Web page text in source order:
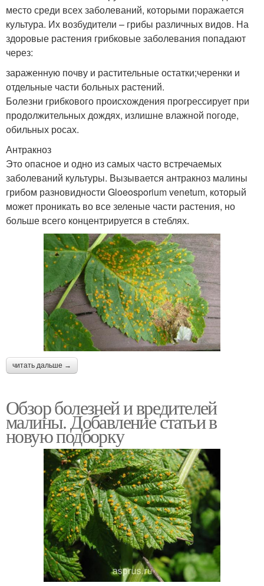
место среди всех заболеваний, которыми поражается
культура. Их возбудители – грибы различных видов. На
здоровые растения грибковые заболевания попадают
через:
зараженную почву и растительные остатки;черенки и
отдельные части больных растений.
Болезни грибкового происхождения прогрессирует при
продолжительных дождях, излишне влажной погоде,
обильных росах.
Антракноз
Это опасное и одно из самых часто встречаемых
заболеваний культуры. Вызывается антракноз малины
грибом разновидности Gloeosporium venetum, который
может проникать во все зеленые части растения, но
больше всего концентрируется в стеблях.
читать дальше →
Обзор болезней и вредителей
малины. Добавление статьи в
новую подборку